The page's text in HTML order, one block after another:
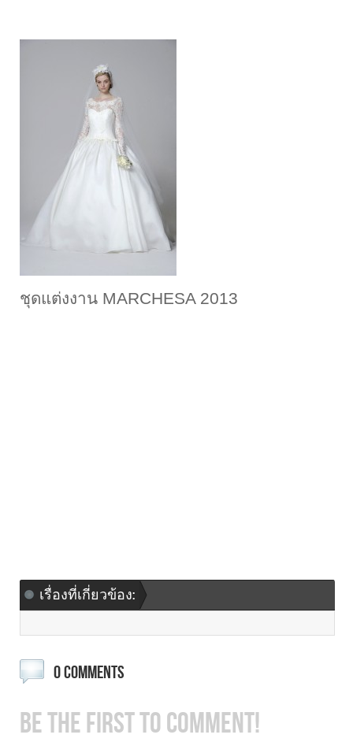
ชุดแต่งงาน MARCHESA 2013
เรื่องที่เกี่ยวข้อง:
0 COMMENTS
BE THE FIRST TO COMMENT!